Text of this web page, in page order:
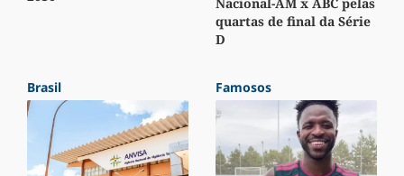
quartas de final da Série
D
Brasil Famosos